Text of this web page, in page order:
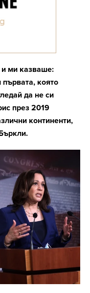
ми казваше:
която
да не си
през 2019
континенти,